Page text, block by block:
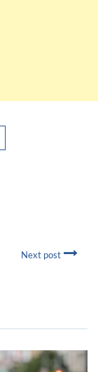
Next post